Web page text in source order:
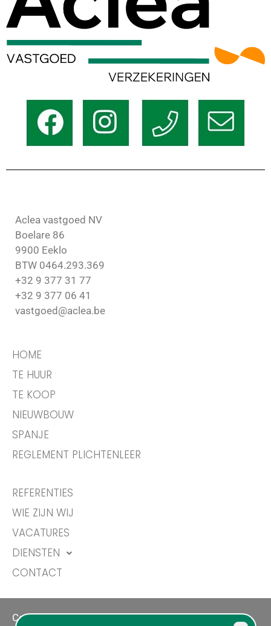
Aclea vastgoed NV
Boelare 86
9900 Eeklo
BTW 0464.293.369
+32 9 377 31 77
+32 9 377 06 41
vastgoed@aclea.be
HOME
TE HUUR
TE KOOP
NIEUWBOUW
SPANJE
REGLEMENT PLICHTENLEER
REFERENTIES
WIE ZIJN WIJ
VACATURES
DIENSTEN
CONTACT
Copyright © 2026 Aclea vastgoed NV